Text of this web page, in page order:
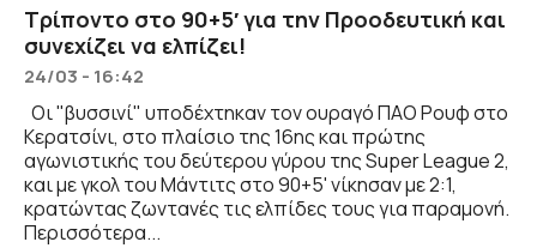
Τρίποντο στο 90+5′ για την Προοδευτική και
συνεχίζει να ελπίζει!
24/03 - 16:42
Οι "βυσσινί" υποδέχτηκαν τον ουραγό ΠΑΟ Ρουφ στο
Κερατσίνι, στο πλαίσιο της 16ης και πρώτης
αγωνιστικής του δεύτερου γύρου της Super League 2,
και με γκολ του Μάντιτς στο 90+5' νίκησαν με 2:1,
κρατώντας ζωντανές τις ελπίδες τους για παραμονή.
Περισσότερα...